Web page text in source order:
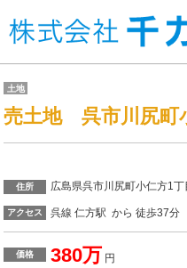
土地
売土地 呉市川尻町
住所 広島県呉市川尻町小仁方1丁
アクセス 呉線 仁方駅 から 徒歩37分
価格 380万 円